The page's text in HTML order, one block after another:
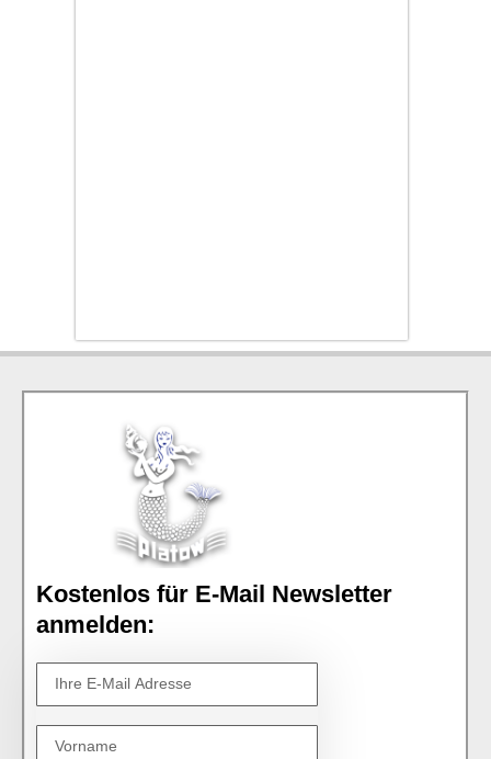
Kostenlos für E-Mail Newsletter
anmelden: